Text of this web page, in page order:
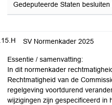
Gedeputeerde Staten
SV Normenkader 2025
Essentie / samenvatting:
In dit normenkader
Rechtmatigheid van de
regelgeving voortdurend
wijzigingen zijn gespecificeerd in